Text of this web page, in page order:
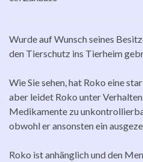
Wurde auf Wunsch seines
den Tierschutz ins Tierheim
Wie Sie sehen, hat Roko eine
aber leidet Roko unter
Medikamente zu
obwohl er ansonsten ein
Roko ist anhänglich und den